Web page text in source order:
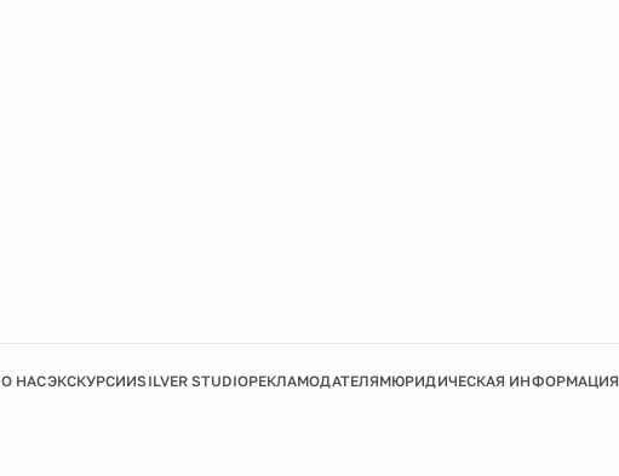
О НАСЭКСКУРСИИSILVER STUDIOРЕКЛАМОДАТЕЛЯМЮРИДИЧЕСКАЯ ИНФОРМАЦИЯ